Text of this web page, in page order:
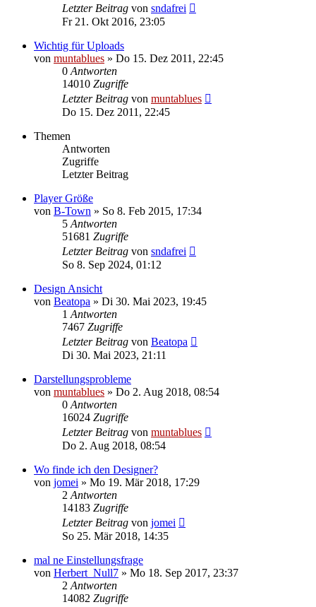
Letzter Beitrag von sndafrei
Fr 21. Okt 2016, 23:05
Wichtig für Uploads
von muntablues » Do 15. Dez 2011, 22:45
0 Antworten
14010 Zugriffe
Letzter Beitrag von muntablues
Do 15. Dez 2011, 22:45
Themen
Antworten
Zugriffe
Letzter Beitrag
Player Größe
von B-Town » So 8. Feb 2015, 17:34
5 Antworten
51681 Zugriffe
Letzter Beitrag von sndafrei
So 8. Sep 2024, 01:12
Design Ansicht
von Beatopa » Di 30. Mai 2023, 19:45
1 Antworten
7467 Zugriffe
Letzter Beitrag von Beatopa
Di 30. Mai 2023, 21:11
Darstellungsprobleme
von muntablues » Do 2. Aug 2018, 08:54
0 Antworten
16024 Zugriffe
Letzter Beitrag von muntablues
Do 2. Aug 2018, 08:54
Wo finde ich den Designer?
von jomei » Mo 19. Mär 2018, 17:29
2 Antworten
14183 Zugriffe
Letzter Beitrag von jomei
So 25. Mär 2018, 14:35
mal ne Einstellungsfrage
von Herbert_Null7 » Mo 18. Sep 2017, 23:37
2 Antworten
14082 Zugriffe